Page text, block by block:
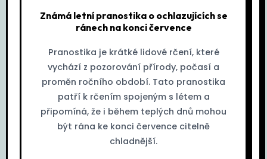
Známá letní pranostika o ochlazujících se
ránech na konci července
Pranostika je krátké lidové rčení, které
vychází z pozorování přírody, počasí a
proměn ročního období. Tato pranostika
patří k rčením spojeným s létem a
připomíná, že i během teplých dnů mohou
být rána ke konci července citelně
chladnější.